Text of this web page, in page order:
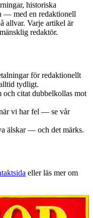
historiska
— med en redaktionell
allvar. Varje artikel är
redaktör.
för redaktionellt
tydligt.
och citat dubbelkollas mot
vi har fel — se vår
älskar — och det märks.
eller läs mer om